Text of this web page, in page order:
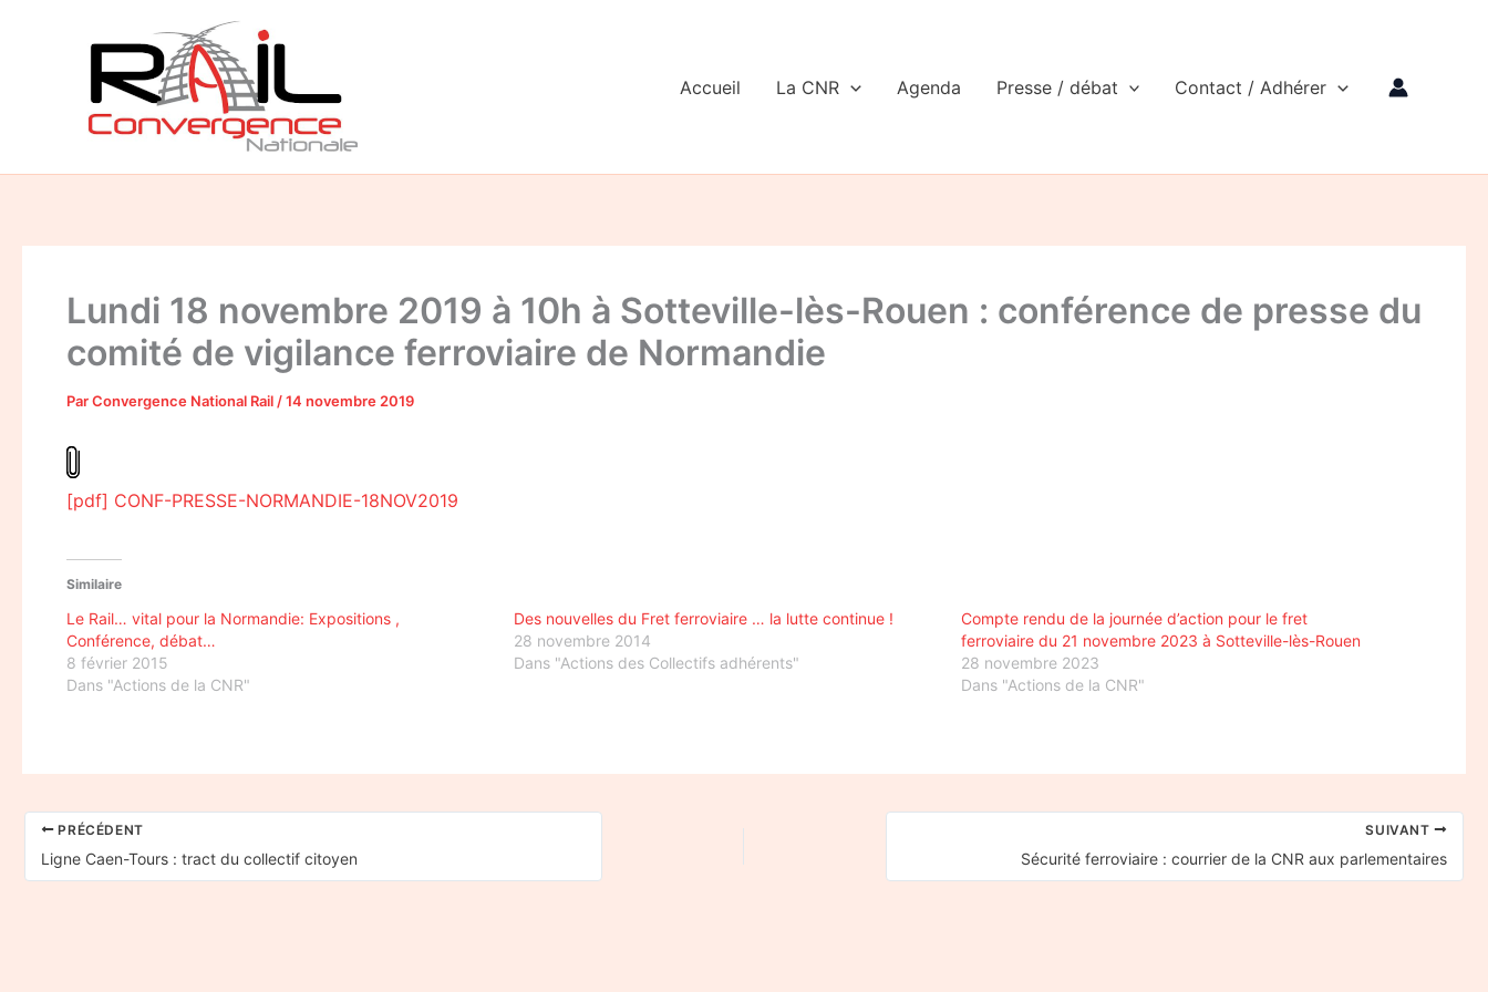
Accueil La CNR Agenda Presse / débat Contact / Adhérer
Lundi 18 novembre 2019 à 10h à Sotteville-lès-Rouen : conférence de presse du
comité de vigilance ferroviaire de Normandie
ParConvergence National Rail /14 novembre 2019
[pdf] CONF-PRESSE-NORMANDIE-18NOV2019
Similaire
Le Rail… vital pour la Normandie: Expositions ,
Conférence, débat…
8 février 2015
Dans "Actions de la CNR"
Des nouvelles du Fret ferroviaire … la lutte continue !
28 novembre 2014
Dans "Actions des Collectifs adhérents"
Compte rendu de la journée d’action pour le fret
ferroviaire du 21 novembre 2023 à Sotteville-lès-Rouen
28 novembre 2023
Dans "Actions de la CNR"
PRÉCÉDENT
Ligne Caen-Tours : tract du collectif citoyen
SUIVANT
Sécurité ferroviaire : courrier de la CNR aux parlementaires